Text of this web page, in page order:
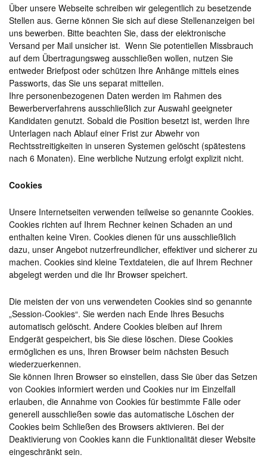
Über unsere Webseite schreiben wir gelegentlich zu besetzende
Stellen aus. Gerne können Sie sich auf diese Stellenanzeigen bei
uns bewerben. Bitte beachten Sie, dass der elektronische
Versand per Mail unsicher ist. Wenn Sie potentiellen Missbrauch
auf dem Übertragungsweg ausschließen wollen, nutzen Sie
entweder Briefpost oder schützen Ihre Anhänge mittels eines
Passworts, das Sie uns separat mitteilen.
Ihre personenbezogenen Daten werden im Rahmen des
Bewerberverfahrens ausschließlich zur Auswahl geeigneter
Kandidaten genutzt. Sobald die Position besetzt ist, werden Ihre
Unterlagen nach Ablauf einer Frist zur Abwehr von
Rechtsstreitigkeiten in unseren Systemen gelöscht (spätestens
nach 6 Monaten). Eine werbliche Nutzung erfolgt explizit nicht.
Cookies
Unsere Internetseiten verwenden teilweise so genannte Cookies.
Cookies richten auf Ihrem Rechner keinen Schaden an und
enthalten keine Viren. Cookies dienen für uns ausschließlich
dazu, unser Angebot nutzerfreundlicher, effektiver und sicherer zu
machen. Cookies sind kleine Textdateien, die auf Ihrem Rechner
abgelegt werden und die Ihr Browser speichert.
Die meisten der von uns verwendeten Cookies sind so genannte
„Session-Cookies“. Sie werden nach Ende Ihres Besuchs
automatisch gelöscht. Andere Cookies bleiben auf Ihrem
Endgerät gespeichert, bis Sie diese löschen. Diese Cookies
ermöglichen es uns, Ihren Browser beim nächsten Besuch
wiederzuerkennen.
Sie können Ihren Browser so einstellen, dass Sie über das Setzen
von Cookies informiert werden und Cookies nur im Einzelfall
erlauben, die Annahme von Cookies für bestimmte Fälle oder
generell ausschließen sowie das automatische Löschen der
Cookies beim Schließen des Browsers aktivieren. Bei der
Deaktivierung von Cookies kann die Funktionalität dieser Website
eingeschränkt sein.